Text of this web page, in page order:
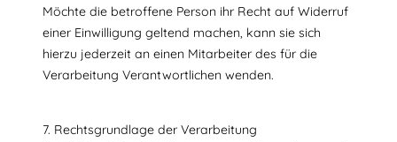
Möchte die betroffene Person ihr Recht auf Widerruf
einer Einwilligung geltend machen, kann sie sich
hierzu jederzeit an einen Mitarbeiter des für die
Verarbeitung Verantwortlichen wenden.
7. Rechtsgrundlage der Verarbeitung